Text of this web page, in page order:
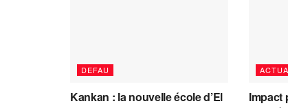
DEFAU
Kankan : la nouvelle école d’El
Impact